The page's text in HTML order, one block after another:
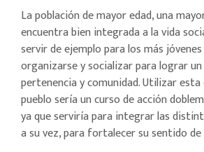
La población de mayor edad, una
encuentra bien integrada a la vida
servir de ejemplo para los más
organizarse y socializar para lograr
pertenencia y comunidad. Utilizar
pueblo sería un curso de acción
ya que serviría para integrar las
a su vez, para fortalecer su sentido de